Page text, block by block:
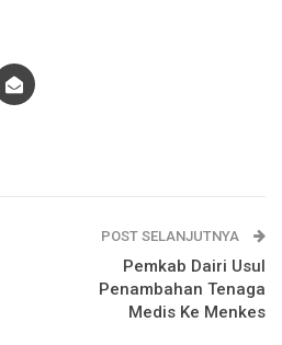
POST SELANJUTNYA
Pemkab Dairi Usul
Penambahan Tenaga
Medis Ke Menkes